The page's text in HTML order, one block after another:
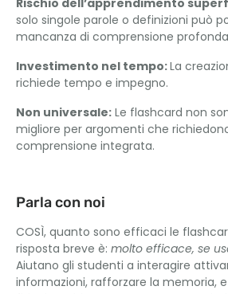
Rischio dell’apprendimento
solo singole parole o definizioni può
mancanza di comprensione
Investimento nel tempo:La
richiede tempo e impegno.
Non universale: Le flashcard non
migliore per argomenti che
comprensione integrata.
Parla con noi
COSÌ, quanto sono efficaci le
risposta breve è: molto efficace, se
Aiutano gli studenti a interagire
informazioni, rafforzare la memoria,